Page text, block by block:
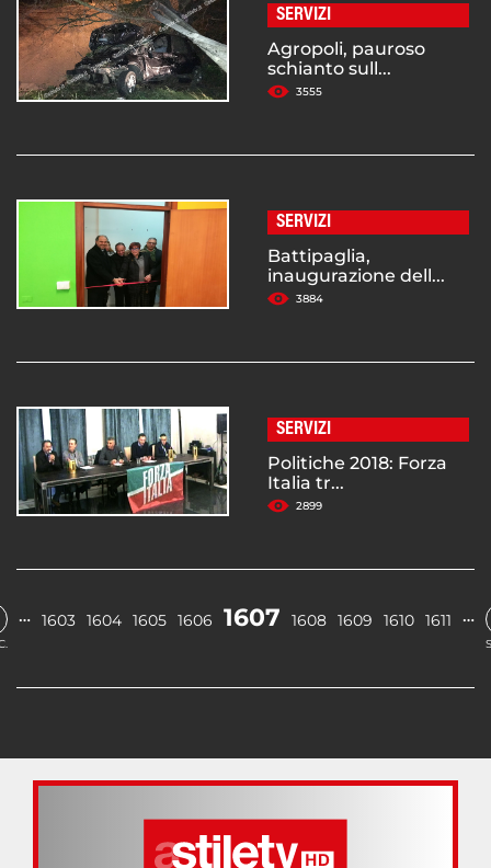
SERVIZI
Agropoli, pauroso
schianto sull...
3555
SERVIZI
Battipaglia,
inaugurazione dell...
3884
SERVIZI
Politiche 2018: Forza
Italia tr...
2899
… 1603 1604 1605 1606 1607 1608 1609 1610 1611 …